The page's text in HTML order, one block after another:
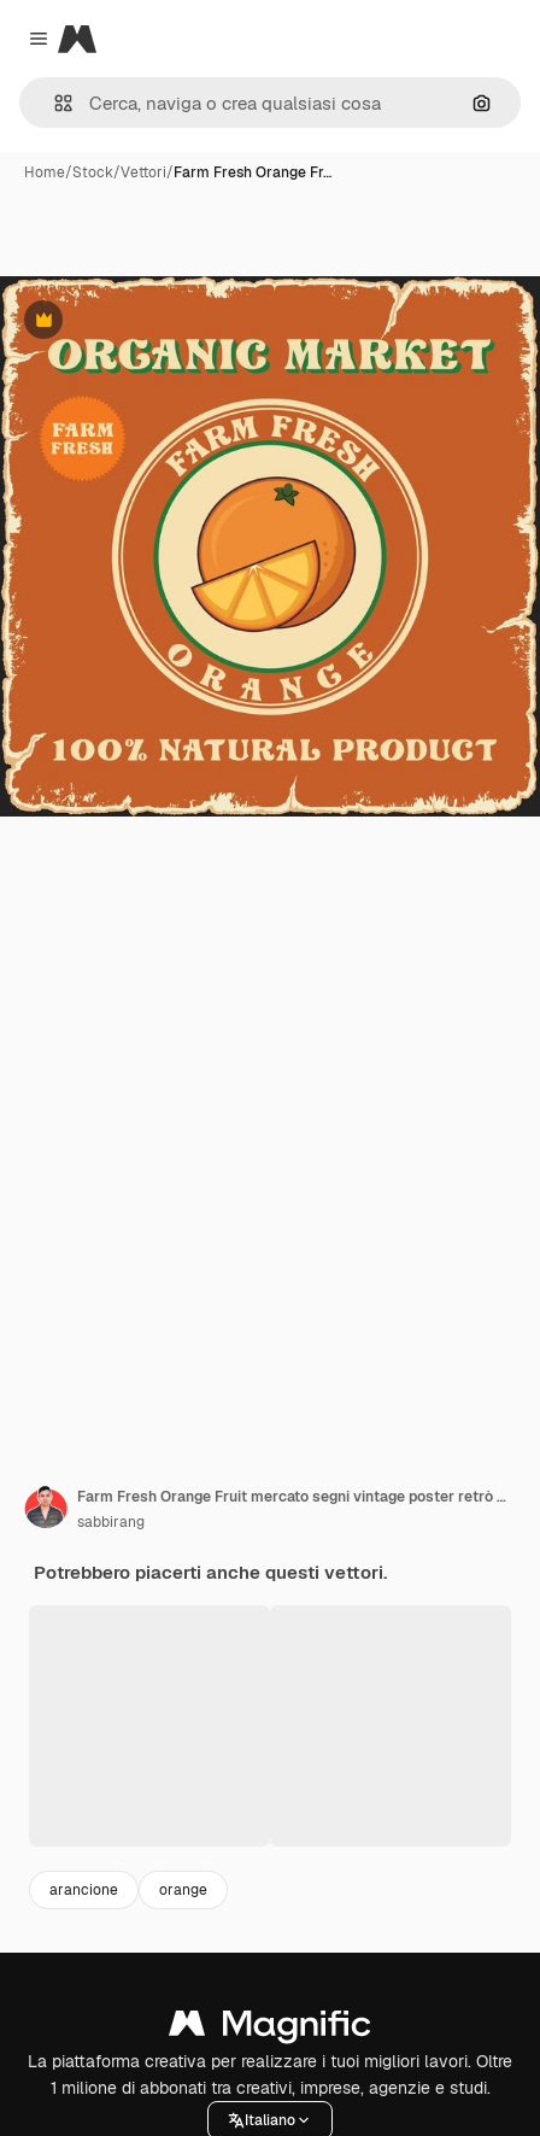
Close menu
Magnific
Cerca
Home/Stock/Vettori/Farm Fresh Orange Fr…
Premium
Farm Fresh Orange Fruit mercato segni vintage poster retrò modello vettoriale
sabbirang
Potrebbero piacerti anche questi vettori.
arancione orange
La piattaforma creativa per realizzare i tuoi migliori lavori. Oltre
1 milione di abbonati tra creativi, imprese, agenzie e studi.
Italiano